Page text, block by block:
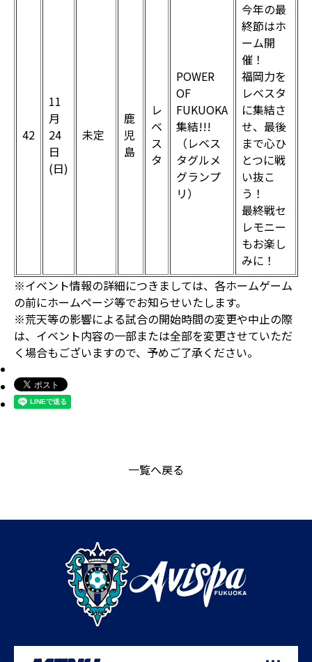
42
11
月
24
日
(日)
未定
鹿
児
島
レ
ベ
ス
タ
POWER
OF
FUKUOKA
集結!!!
（レベス
タグルメ
グランプ
リ）
今年の最
終節はホ
ーム開
催！
福岡力を
レベスタ
に集結さ
せ、最後
まで心ひ
とつに戦
い抜こ
う！
最終戦セ
レモニー
もお楽し
みに！
※イベント情報の詳細につきましては、各ホームゲーム
の前にホームページ等でお知らせいたします。
※荒天等の影響による試合の開始時間の変更や中止の際
は、イベント内容の一部または全部を変更させていただ
く場合もございますので、予めご了承ください。
一覧へ戻る